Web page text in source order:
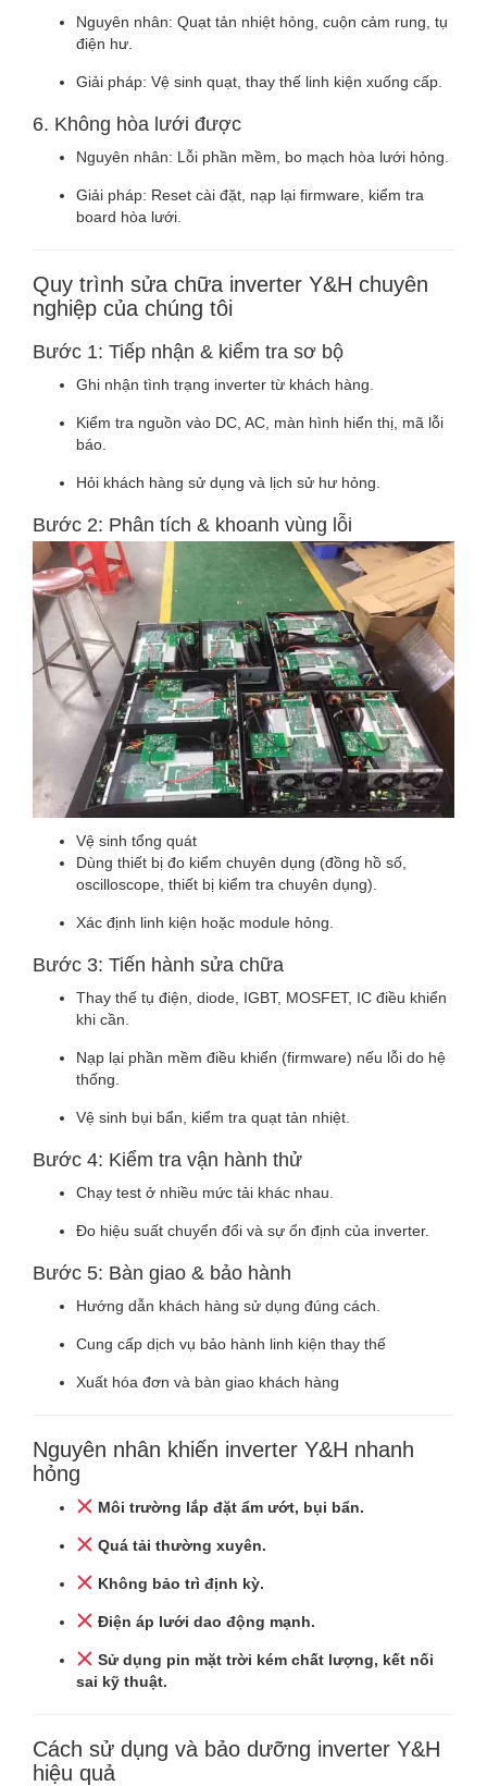
Nguyên nhân: Quạt tản nhiệt hỏng, cuộn cảm rung, tụ
điện hư.
Giải pháp: Vệ sinh quạt, thay thế linh kiện xuống cấp.
6. Không hòa lưới được
Nguyên nhân: Lỗi phần mềm, bo mạch hòa lưới hỏng.
Giải pháp: Reset cài đặt, nạp lại firmware, kiểm tra
board hòa lưới.
Quy trình sửa chữa inverter Y&H chuyên
nghiệp của chúng tôi
Bước 1: Tiếp nhận & kiểm tra sơ bộ
Ghi nhận tình trạng inverter từ khách hàng.
Kiểm tra nguồn vào DC, AC, màn hình hiển thị, mã lỗi
báo.
Hỏi khách hàng sử dụng và lịch sử hư hỏng.
Bước 2: Phân tích & khoanh vùng lỗi
Vệ sinh tổng quát
Dùng thiết bị đo kiểm chuyên dụng (đồng hồ số,
oscilloscope, thiết bị kiểm tra chuyên dụng).
Xác định linh kiện hoặc module hỏng.
Bước 3: Tiến hành sửa chữa
Thay thế tụ điện, diode, IGBT, MOSFET, IC điều khiển
khi cần.
Nạp lại phần mềm điều khiển (firmware) nếu lỗi do hệ
thống.
Vệ sinh bụi bẩn, kiểm tra quạt tản nhiệt.
Bước 4: Kiểm tra vận hành thử
Chạy test ở nhiều mức tải khác nhau.
Đo hiệu suất chuyển đổi và sự ổn định của inverter.
Bước 5: Bàn giao & bảo hành
Hướng dẫn khách hàng sử dụng đúng cách.
Cung cấp dịch vụ bảo hành linh kiện thay thế
Xuất hóa đơn và bàn giao khách hàng
Nguyên nhân khiến inverter Y&H nhanh
hỏng
Môi trường lắp đặt ẩm ướt, bụi bẩn.
Quá tải thường xuyên.
Không bảo trì định kỳ.
Điện áp lưới dao động mạnh.
Sử dụng pin mặt trời kém chất lượng, kết nối
sai kỹ thuật.
Cách sử dụng và bảo dưỡng inverter Y&H
hiệu quả